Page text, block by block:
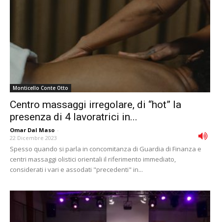
Monticello Conte Otto
Centro massaggi irregolare, di “hot” la
presenza di 4 lavoratrici in...
Omar Dal Maso -
22 Dicembre 2023
Spesso quando si parla in concomitanza di Guardia di Finanza e
centri massaggi olistici orientali il riferimento immediato,
considerati i vari e assodati "precedenti" in...